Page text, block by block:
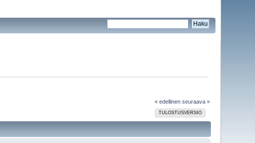
« edellinen seuraava »
TULOSTUSVERSIO